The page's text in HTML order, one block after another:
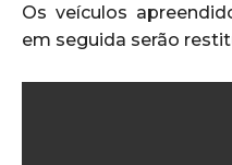
Os veículos
em seguida serão